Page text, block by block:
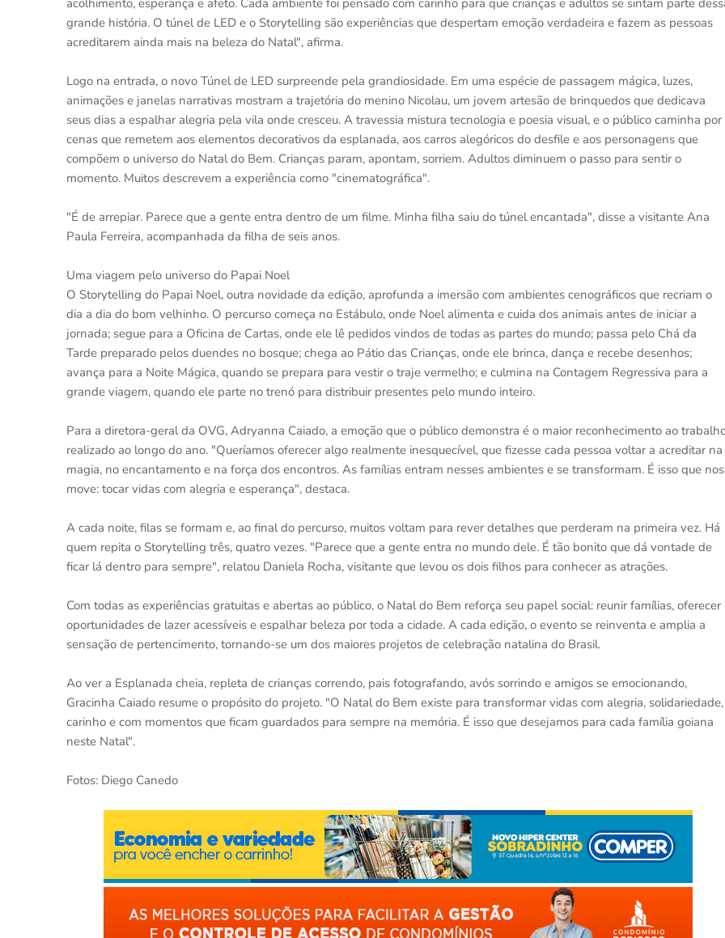
acolhimento, esperança e afeto. Cada ambiente foi pensado com carinho para que crianças e adultos se sintam parte
grande história. O túnel de LED e o Storytelling são experiências que despertam emoção verdadeira e fazem as pessoas
acreditarem ainda mais na beleza do Natal", afirma.
Logo na entrada, o novo Túnel de LED surpreende pela grandiosidade. Em uma espécie de passagem mágica, luzes,
animações e janelas narrativas mostram a trajetória do menino Nicolau, um jovem artesão de brinquedos que dedicava
seus dias a espalhar alegria pela vila onde cresceu. A travessia mistura tecnologia e poesia visual, e o público caminha por
cenas que remetem aos elementos decorativos da esplanada, aos carros alegóricos do desfile e aos personagens que
compõem o universo do Natal do Bem. Crianças param, apontam, sorriem. Adultos diminuem o passo para sentir o
momento. Muitos descrevem a experiência como "cinematográfica".
"É de arrepiar. Parece que a gente entra dentro de um filme. Minha filha saiu do túnel encantada", disse a visitante Ana
Paula Ferreira, acompanhada da filha de seis anos.
Uma viagem pelo universo do Papai Noel
O Storytelling do Papai Noel, outra novidade da edição, aprofunda a imersão com ambientes cenográficos que recriam o
dia a dia do bom velhinho. O percurso começa no Estábulo, onde Noel alimenta e cuida dos animais antes de iniciar a
jornada; segue para a Oficina de Cartas, onde ele lê pedidos vindos de todas as partes do mundo; passa pelo Chá da
Tarde preparado pelos duendes no bosque; chega ao Pátio das Crianças, onde ele brinca, dança e recebe desenhos;
avança para a Noite Mágica, quando se prepara para vestir o traje vermelho; e culmina na Contagem Regressiva para a
grande viagem, quando ele parte no trenó para distribuir presentes pelo mundo inteiro.
Para a diretora-geral da OVG, Adryanna Caiado, a emoção que o público demonstra é o maior reconhecimento ao
realizado ao longo do ano. "Queríamos oferecer algo realmente inesquecível, que fizesse cada pessoa voltar a acreditar na
magia, no encantamento e na força dos encontros. As famílias entram nesses ambientes e se transformam. É isso que nos
move: tocar vidas com alegria e esperança", destaca.
A cada noite, filas se formam e, ao final do percurso, muitos voltam para rever detalhes que perderam na primeira vez. Há
quem repita o Storytelling três, quatro vezes. "Parece que a gente entra no mundo dele. É tão bonito que dá vontade de
ficar lá dentro para sempre", relatou Daniela Rocha, visitante que levou os dois filhos para conhecer as atrações.
Com todas as experiências gratuitas e abertas ao público, o Natal do Bem reforça seu papel social: reunir famílias, oferecer
oportunidades de lazer acessíveis e espalhar beleza por toda a cidade. A cada edição, o evento se reinventa e amplia a
sensação de pertencimento, tornando-se um dos maiores projetos de celebração natalina do Brasil.
Ao ver a Esplanada cheia, repleta de crianças correndo, pais fotografando, avós sorrindo e amigos se emocionando,
Gracinha Caiado resume o propósito do projeto. "O Natal do Bem existe para transformar vidas com alegria, solidariedade,
carinho e com momentos que ficam guardados para sempre na memória. É isso que desejamos para cada família goiana
neste Natal".
Fotos: Diego Canedo